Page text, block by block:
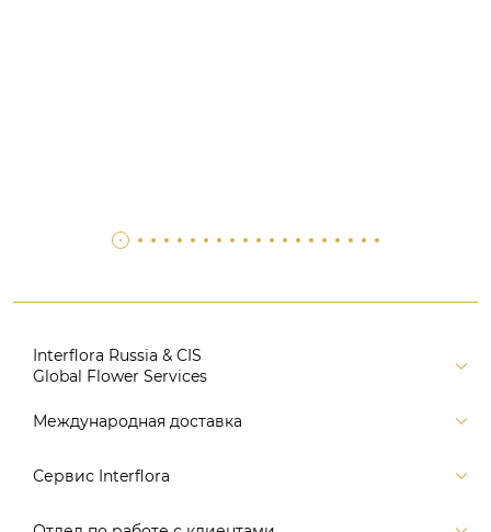
Interflora Russia & CIS
Global Flower Services
Версия для печати
Поиск
Международная доставка
Россия
Сервис Interflora
Заказ и оплата